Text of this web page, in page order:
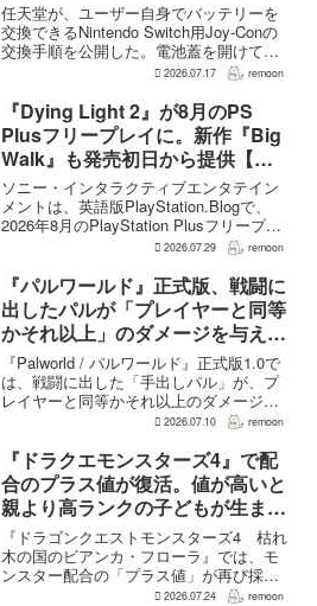
任天堂が、ユーザー自身でバッテリーを
交換できるNintendo Switch用Joy-Conの
交換手順を公開した。電池蓋を開けて入
れ替える方式ではなく、背面のネジ4本を
ケーブルを取り外す必要がある。この
改...
2026.07.17 remoon
『Dying Light 2』が8月のPS
Plusフリープレイに。新作『Big
Walk』も発売初日から提供【海
外発表】
ソニー・インタラクティブエンタテイン
メントは、英語版PlayStation.Blogで、
2026年8月のPlayStation Plusフリープレ
イとして『Dying Light 2 Stay Human:
2026.07.29 remoon
『パルワールド』正式版、戦闘に
出したパルが「プレイヤーと同等
かそれ以上」のダメージを与えら
れるように
『Palworld / パルワールド』正式版1.0で
は、戦闘に出した「手出しパル」が、プ
レイヤーと同等かそれ以上のダメージを
敵に与えられるようになった。ほぼすべ
挙動、クールダウン時間、使いやすさが
見直され...
2026.07.10 remoon
『ドラクエモンスターズ4』で配
合のプラス値が復活。値が高いと
親より高ランクの子どもが生まれ
ることも
『ドラゴンクエストモンスターズ4 枯れ
木の国のビアンカ・フローラ』では、モ
ンスター配合の「プラス値」が再び採用
される。配合を繰り返すことで数値が増
2026.07.24 remoon